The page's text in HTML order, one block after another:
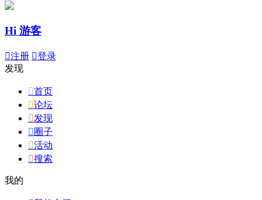
Hi 游客
注册 登录
发现
首页
论坛
发现
 圈子
活动
搜索
我的